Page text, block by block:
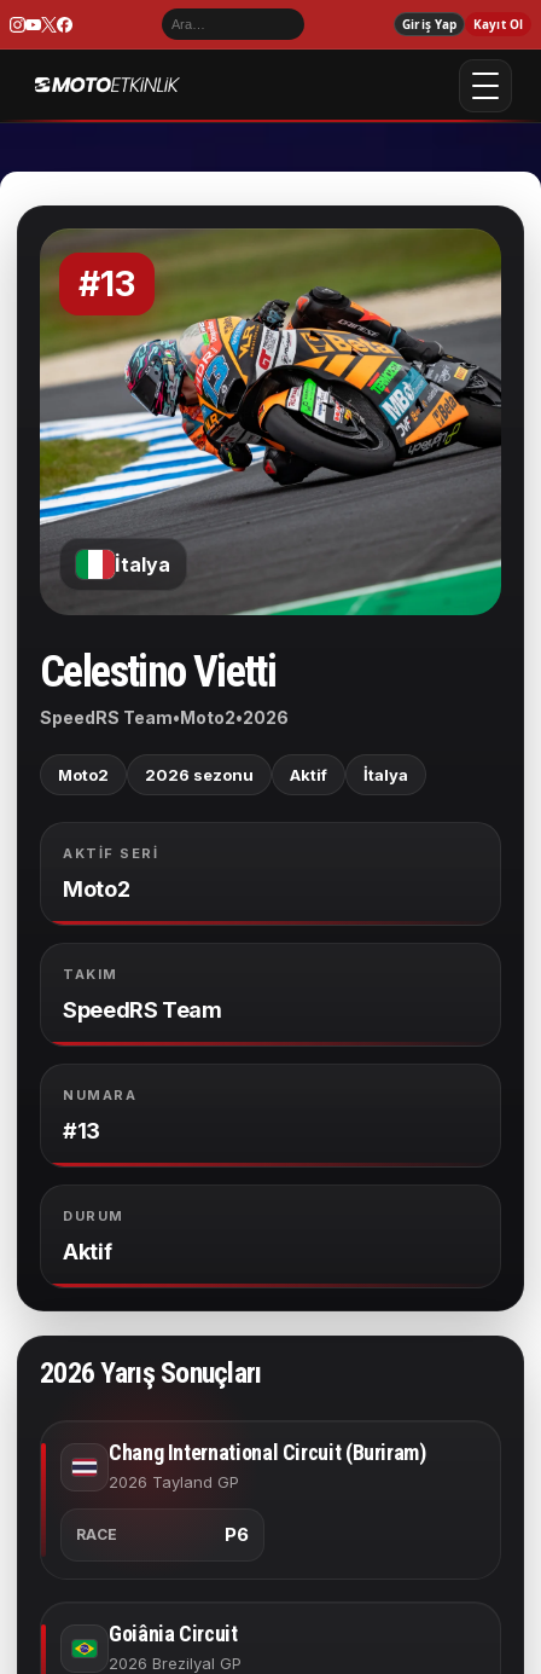
Giriş Yap Kayıt Ol
#13
İtalya
Celestino Vietti
SpeedRS Team•Moto2•2026
Moto2 2026 sezonu Aktif İtalya
AKTIF SERI
Moto2
TAKIM
SpeedRS Team
NUMARA
#13
DURUM
Aktif
2026 Yarış Sonuçları
Chang International Circuit (Buriram)
2026 Tayland GP
RACE P6
Goiânia Circuit
2026 Brezilyal GP